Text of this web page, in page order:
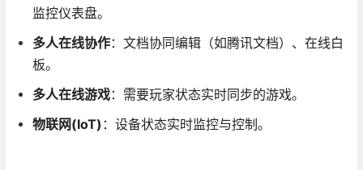
监控仪表盘。
多人在线协作：文档协同编辑（如腾讯文档）、在线白
板。
多人在线游戏：需要玩家状态实时同步的游戏。
物联网(IoT) ：设备状态实时监控与控制。